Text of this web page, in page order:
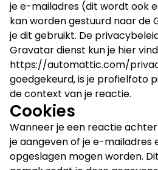
je e-mailadres (dit wordt ook
kan worden gestuurd naar de
je dit gebruikt. De
Gravatar dienst kun je hier
https://automattic.com/
goedgekeurd, is je profielfoto
de context van je reactie.
Cookies
Wanneer je een reactie
je aangeven of je e-mailadres
opgeslagen mogen worden.